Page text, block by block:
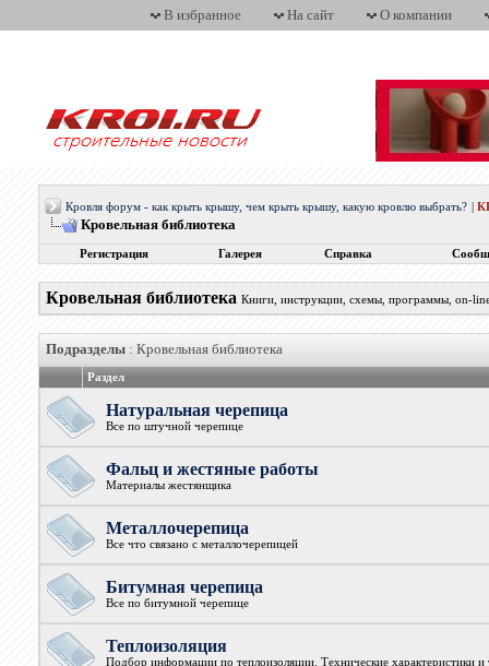
В избранное На сайт О компании
Кровля форум - как крыть крышу, чем крыть крышу, какую кровлю выбрать?
Кровельная библиотека
Регистрация Галерея Справка
Кровельная библиотека Книги, инструкции, схемы, программы, on-
Подразделы: Кровельная библиотека
Раздел
Натуральная черепица
Все по штучной черепице
Фальц и жестяные работы
Материалы жестянщика
Металлочерепица
Все что связано с металлочерепицей
Битумная черепица
Все по битумной черепице
Теплоизоляция
Подбор информации по теплоизоляции. Технические характеристики